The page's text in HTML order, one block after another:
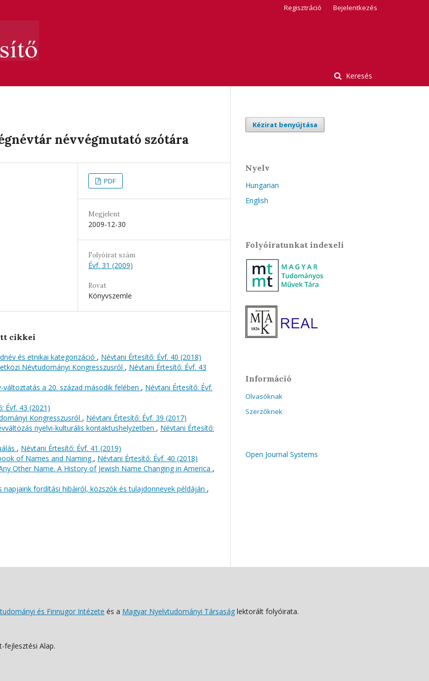
Keresés
Regisztráció Bejelentkezés
névvégmutató szótára
PDF
Megjelent
2009-12-30
Folyóirat szám
Évf. 31 (2009)
Rovat
Könyvszemle
cikkei
és etnikai kategorizáció , Névtani Értesítő: Évf. 40 (2018)
Névtudományi Kongresszusról , Névtani Értesítő: Évf. 43
a 20. század második felében , Névtani Értesítő: Évf.
Évf. 43 (2021)
Kongresszusról , Névtani Értesítő: Évf. 39 (2017)
nyelvi-kulturális kontaktushelyzetben , Névtani Értesítő:
, Névtani Értesítő: Évf. 41 (2019)
of Names and Naming , Névtani Értesítő: Évf. 40 (2018)
Other Name. A History of Jewish Name Changing in America ,
fordítási hibáiról, közszók és tulajdonnevek példáján ,
Kézirat benyújtása
Nyelv
Hungarian
English
Folyóiratunkat indexeli
Információ
Olvasóknak
Szerzőknek
Open Journal Systems
és Finnugor Intézete és a Magyar Nyelvtudományi Társaság lektorált folyóirata.
fejlesztési Alap.